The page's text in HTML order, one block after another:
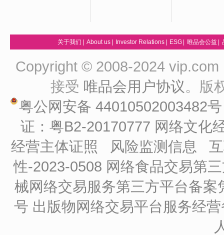
关于我们 About us Investor Relations ESG 唯品会公益
Copyright © 2008-2024
接受 唯品会用户协议。版
粤公网安备 44010502003482
证：粤B2-20170777 网络文化
经营主体证照
风险监测信息
性-2023-0508 网络食品交易第
械网络交易服务第三方平台备
号 出版物网络交易平台服务经